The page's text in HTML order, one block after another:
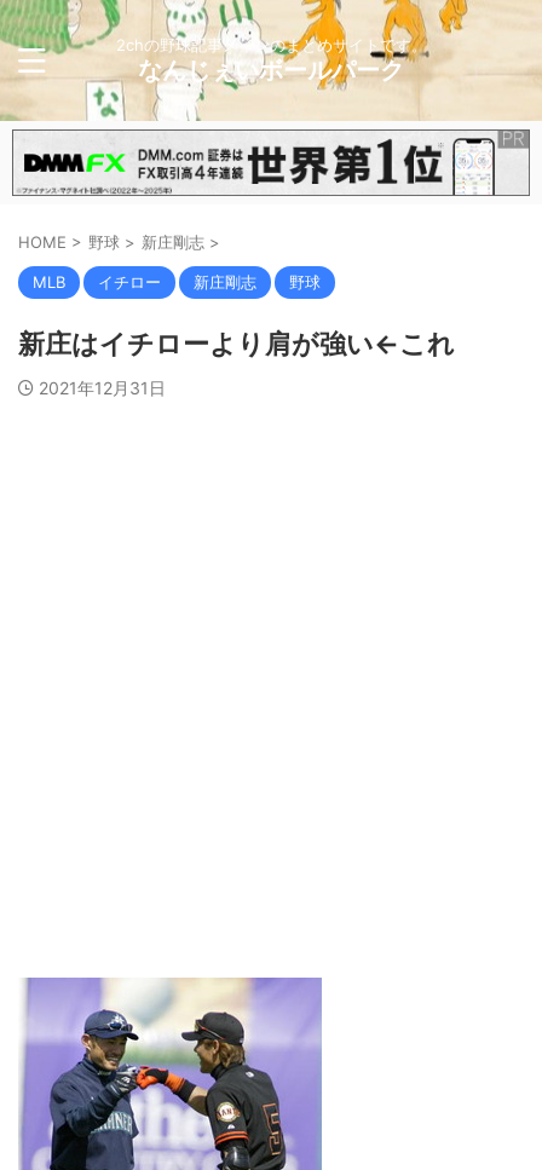
2chの野球記事メインのまとめサイトです。
なんじぇいボールパーク
HOME > 野球 > 新庄剛志 >
MLB イチロー 新庄剛志 野球
新庄はイチローより肩が強い←これ
2021年12月31日